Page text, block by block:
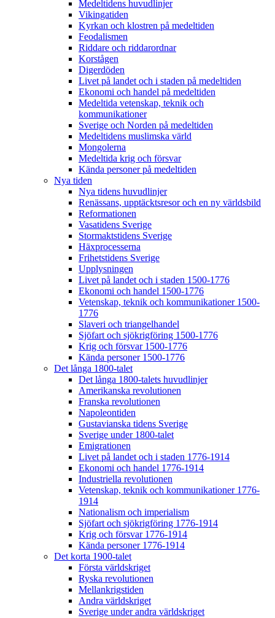
Medeltidens huvudlinjer
Vikingatiden
Kyrkan och klostren på medeltiden
Feodalismen
Riddare och riddarordnar
Korstågen
Digerdöden
Livet på landet och i staden på medeltiden
Ekonomi och handel på medeltiden
Medeltida vetenskap, teknik och
kommunikationer
Sverige och Norden på medeltiden
Medeltidens muslimska värld
Mongolerna
Medeltida krig och försvar
Kända personer på medeltiden
Nya tiden
Nya tidens huvudlinjer
Renässans, upptäcktsresor och en ny världsbild
Reformationen
Vasatidens Sverige
Stormaktstidens Sverige
Häxprocesserna
Frihetstidens Sverige
Upplysningen
Livet på landet och i staden 1500-1776
Ekonomi och handel 1500-1776
Vetenskap, teknik och kommunikationer 1500-
1776
Slaveri och triangelhandel
Sjöfart och sjökrigföring 1500-1776
Krig och försvar 1500-1776
Kända personer 1500-1776
Det långa 1800-talet
Det långa 1800-talets huvudlinjer
Amerikanska revolutionen
Franska revolutionen
Napoleontiden
Gustavianska tidens Sverige
Sverige under 1800-talet
Emigrationen
Livet på landet och i staden 1776-1914
Ekonomi och handel 1776-1914
Industriella revolutionen
Vetenskap, teknik och kommunikationer 1776-
1914
Nationalism och imperialism
Sjöfart och sjökrigföring 1776-1914
Krig och försvar 1776-1914
Kända personer 1776-1914
Det korta 1900-talet
Första världskriget
Ryska revolutionen
Mellankrigstiden
Andra världskriget
Sverige under andra världskriget